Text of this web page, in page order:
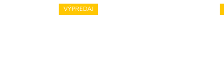
VÝPREDAJ